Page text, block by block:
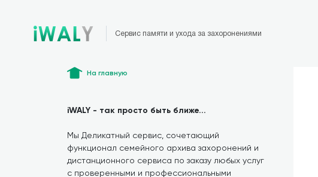
Сервис памяти и ухода за захоронениями
На главную
iWALY - так просто быть ближе...
Мы Деликатный сервис, сочетающий
функционал семейного архива захоронений и
дистанционного сервиса по заказу любых услуг
с проверенными и профессиональными